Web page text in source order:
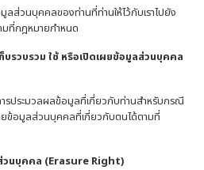
ส่วนบุคคลของท่านที่ท่านให้ไว้กับเราไปยัง
ที่กฎหมายกำหนด
บรวบรวม ใช้ หรือเปิดเผยข้อมูลส่วนบุคคล
ประมวลผลข้อมูลที่เกี่ยวกับท่านสำหรับกรณี
ยข้อมูลส่วนบุคคลที่เกี่ยวกับตนได้ตามที่
วนบุคคล (Erasure Right)